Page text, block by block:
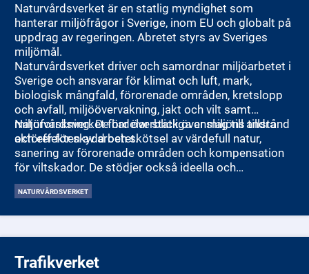
Naturvårdsverket är en statlig myndighet som
hanterar miljöfrågor i Sverige, inom EU och globalt på
uppdrag av regeringen. Abretet styrs av Sveriges
miljömål.
Naturvårdsverket driver och samordnar miljöarbetet i
Sverige och ansvarar för klimat och luft, mark,
biologisk mångfald, förorenade områden, kretslopp
och avfall, miljöövervakning, jakt och vilt samt
miljöforskning. De har överblick över miljöns tillstånd
och effekten av arbetet.
Naturvårdsverket fördelar statliga anslag till andra
aktörer för skydd och skötsel av värdefull natur,
sanering av förorenade områden och kompensation
för viltskador. De stödjer också ideella och
friluftsorganisationer.
NATURVÅRDSVERKET
Trafikverket